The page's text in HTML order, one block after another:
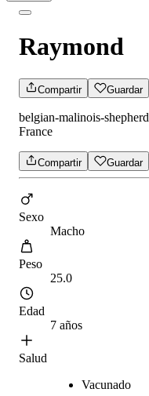
Raymond
Compartir Guardar
belgian-malinois-shepherd
France
Compartir Guardar
Sexo
Macho
Peso
25.0
Edad
7 años
Salud
Vacunado